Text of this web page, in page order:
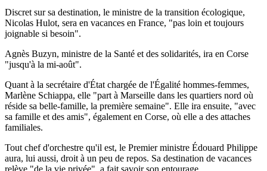
Discret sur sa destination, le ministre de la transition écologique,
Nicolas Hulot, sera en vacances en France, "pas loin et toujours
joignable si besoin".
Agnès Buzyn, ministre de la Santé et des solidarités, ira en Corse
"jusqu'à la mi-août".
Quant à la secrétaire d'État chargée de l'Égalité hommes-femmes,
Marlène Schiappa, elle "part à Marseille dans les quartiers nord où
réside sa belle-famille, la première semaine". Elle ira ensuite, "avec
sa famille et des amis", également en Corse, où elle a des attaches
familiales.
Tout chef d'orchestre qu'il est, le Premier ministre Édouard Philippe
aura, lui aussi, droit à un peu de repos. Sa destination de vacances
relève "de la vie privée", a fait savoir son entourage.